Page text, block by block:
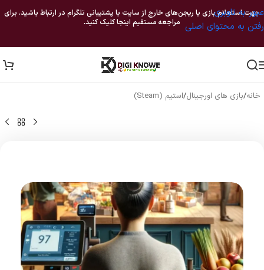
عبور به ناوبری
رفتن به محتوای اصلی
جهت استعلام بازی یا ریجن‌های خارج از سایت با پشتیبانی تلگرام در ارتباط باشید. برای
مراجعه مستقیم اینجا کلیک کنید.
خانه/بازی های اورجینال/استیم (Steam)